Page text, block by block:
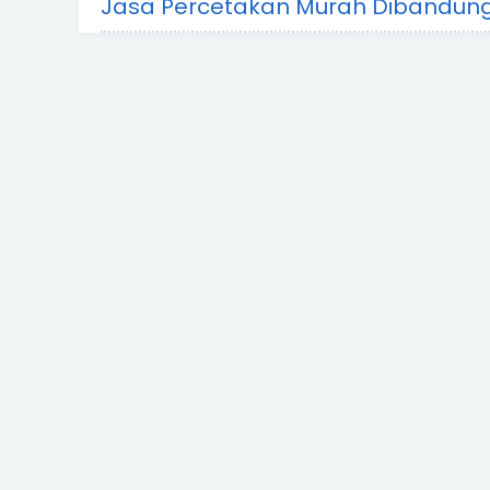
Jasa Percetakan Murah